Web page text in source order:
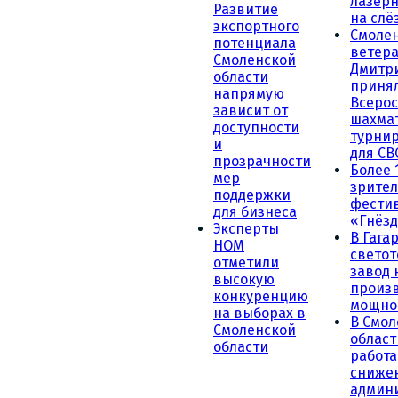
Развитие
экспортного
потенциала
Смоленской
области
напрямую
зависит от
доступности
и
прозрачности
мер
поддержки
для бизнеса
Эксперты
НОМ
отметили
высокую
конкуренцию
на выборах в
Смоленской
области
на
для
Более
В
завод
В